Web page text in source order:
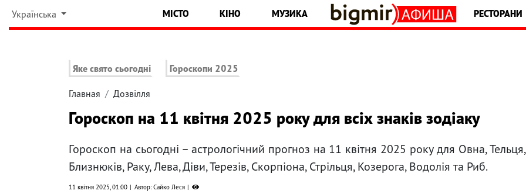
Українська МІСТО КІНО МУЗИКА РЕСТОРАНИ
Яке свято сьогодні Гороскопи 2025
Главная Дозвілля
Гороскоп на 11 квітня 2025 року для всіх знаків зодіаку
Гороскоп на сьогодні – астрологічний прогноз на 11 квітня 2025 року для Овна, Тельця,
Близнюків, Раку, Лева, Діви, Терезів, Скорпіона, Стрільця, Козерога, Водолія та Риб.
11 квітня 2025, 01:00 Автор: Сайко Леся